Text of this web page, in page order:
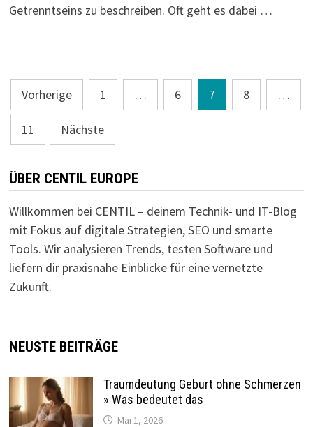
Getrenntseins zu beschreiben. Oft geht es dabei …
Seitennummerierung
der
Beiträge
Vorherige 1 … 6 7 8 …
11 Nächste
ÜBER CENTIL EUROPE
Willkommen bei CENTIL – deinem Technik- und IT-Blog
mit Fokus auf digitale Strategien, SEO und smarte
Tools. Wir analysieren Trends, testen Software und
liefern dir praxisnahe Einblicke für eine vernetzte
Zukunft.
NEUSTE BEITRÄGE
Traumdeutung Geburt ohne Schmerzen
» Was bedeutet das
Mai 1, 2026